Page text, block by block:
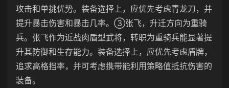
攻击和单挑优势。装备选择上，应优先考虑青龙刀，并
提升暴击伤害和暴击几率。③张飞，升迁方向为重骑
兵。张飞作为近战肉盾型武将，转职为重骑兵能显著提
升其防御和生存能力。装备选择上，应优先考虑盾牌，
追求高格挡率，并可考虑携带能利用策略值抵抗伤害的
装备。